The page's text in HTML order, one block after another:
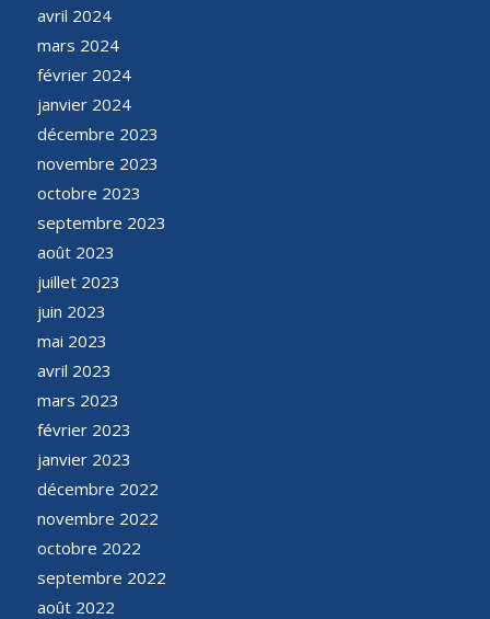
avril 2024
mars 2024
février 2024
janvier 2024
décembre 2023
novembre 2023
octobre 2023
septembre 2023
août 2023
juillet 2023
juin 2023
mai 2023
avril 2023
mars 2023
février 2023
janvier 2023
décembre 2022
novembre 2022
octobre 2022
septembre 2022
août 2022